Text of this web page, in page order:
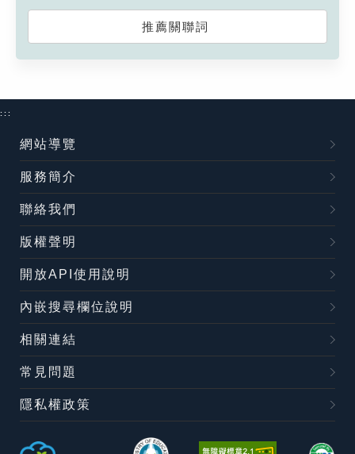
推薦關聯詞
:::
網站導覽
服務簡介
聯絡我們
版權聲明
開放API使用說明
內嵌搜尋欄位說明
相關連結
常見問題
隱私權政策